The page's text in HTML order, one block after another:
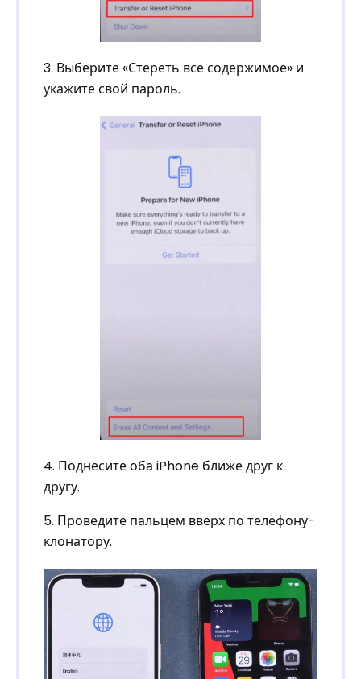
3. Выберите «Стереть все содержимое» и
укажите свой пароль.
4. Поднесите оба iPhone ближе друг к
другу.
5. Проведите пальцем вверх по телефону-
клонатору.